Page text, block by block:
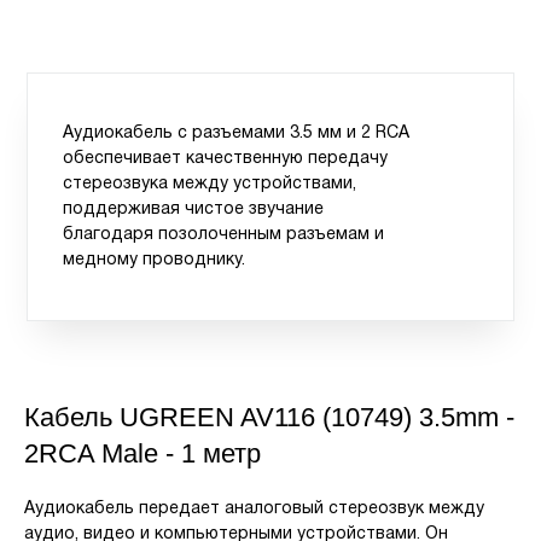
Аудиокабель с разъемами 3.5 мм и 2 RCA
обеспечивает качественную передачу
стереозвука между устройствами,
поддерживая чистое звучание
благодаря позолоченным разъемам и
медному проводнику.
Кабель UGREEN AV116 (10749) 3.5mm -
2RCA Male - 1 метр
Аудиокабель передает аналоговый стереозвук между
аудио, видео и компьютерными устройствами. Он